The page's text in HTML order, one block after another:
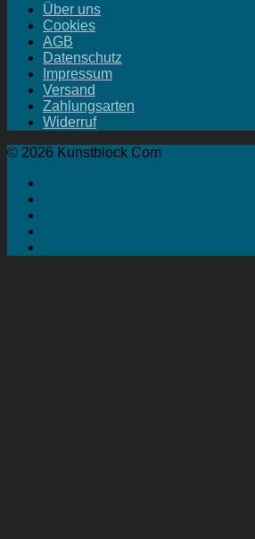
Über uns
Cookies
AGB
Datenschutz
Impressum
Versand
Zahlungsarten
Widerruf
© 2026 Kunstblock Com